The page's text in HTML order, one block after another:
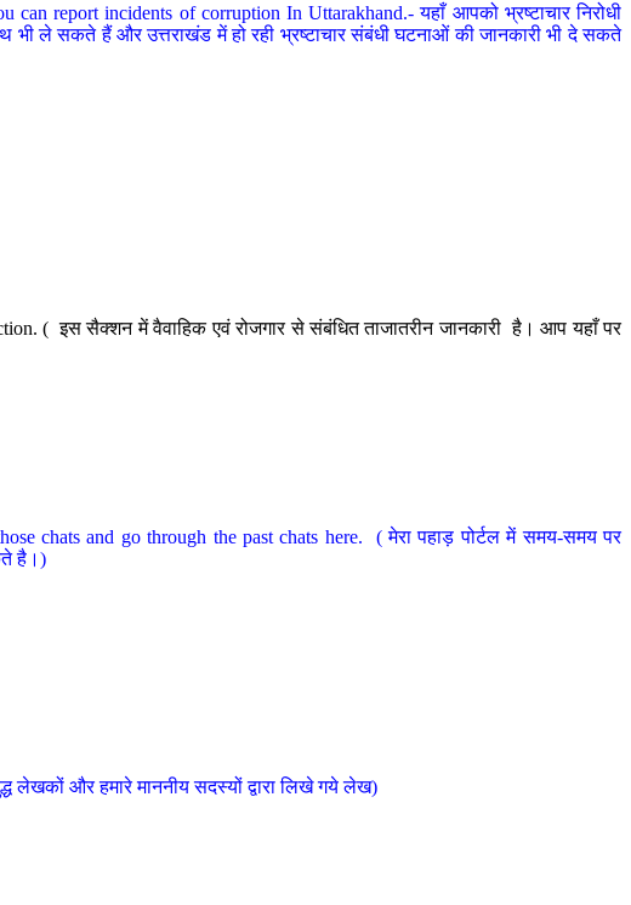
report incidents of corruption In Uttarakhand.- यहाँ आपको भ्रष्टाचार निरोधी
ले सकते हैं और उत्तराखंड में हो रही भ्रष्टाचार संबंधी घटनाओं की जानकारी भी दे सकते
( इस सैक्शन में वैवाहिक एवं रोजगार से संबंधित ताजातरीन जानकारी है। आप यहाँ पर
chats and go through the past chats here. ( मेरा पहाड़ पोर्टल में समय-समय पर
है।)
लेखकों और हमारे माननीय सदस्यों द्वारा लिखे गये लेख)